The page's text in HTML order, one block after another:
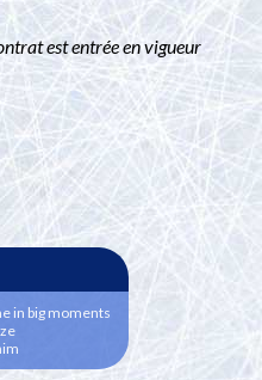
est entrée en vigueur
in big moments